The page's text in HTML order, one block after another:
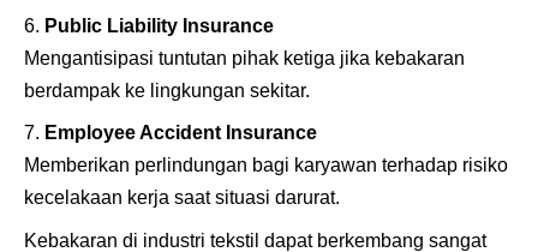
Public Liability Insurance
Mengantisipasi tuntutan pihak ketiga jika kebakaran
berdampak ke lingkungan sekitar.
Employee Accident Insurance
Memberikan perlindungan bagi karyawan terhadap risiko
kecelakaan kerja saat situasi darurat.
Kebakaran di industri tekstil dapat berkembang sangat